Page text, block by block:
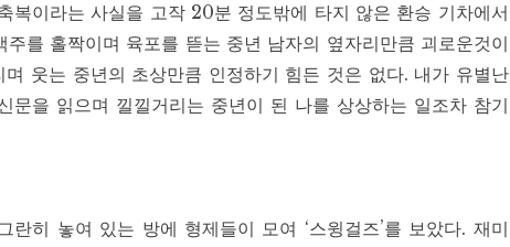
복이라는 사실을 고작 20분 정도밖에 타지 않은 환승 기차에서
를 홀짝이며 육포를 뜯는 중년 남자의 옆자리만큼 괴로운것이
웃는 중년의 초상만큼 인정하기 힘든 것은 없다. 내가 유별난
문을 읽으며 낄낄거리는 중년이 된 나를 상상하는 일조차 참기
히 놓여 있는 방에 형제들이 모여 ‘스윙걸즈’를 보았다. 재미